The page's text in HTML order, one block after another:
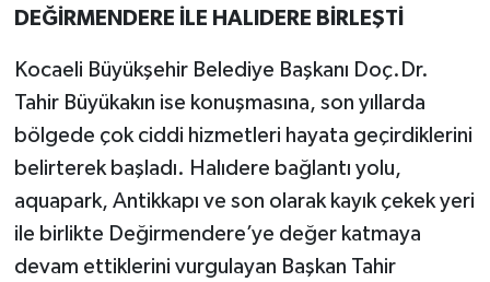
DEĞİRMENDERE İLE HALIDERE BİRLEŞTİ
Kocaeli Büyükşehir Belediye Başkanı Doç.Dr.
Tahir Büyükakın ise konuşmasına, son yıllarda
bölgede çok ciddi hizmetleri hayata geçirdiklerini
belirterek başladı. Halıdere bağlantı yolu,
aquapark, Antikkapı ve son olarak kayık çekek yeri
ile birlikte Değirmendere’ye değer katmaya
devam ettiklerini vurgulayan Başkan Tahir